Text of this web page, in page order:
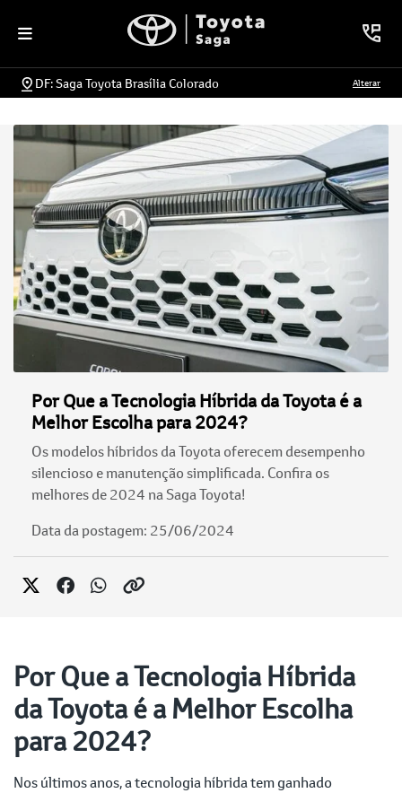
DF: Saga Toyota Brasília Colorado Alterar
Por Que a Tecnologia Híbrida da Toyota é a
Melhor Escolha para 2024?
Os modelos híbridos da Toyota oferecem desempenho
silencioso e manutenção simplificada. Confira os
melhores de 2024 na Saga Toyota!
Data da postagem: 25/06/2024
Por Que a Tecnologia Híbrida
da Toyota é a Melhor Escolha
para 2024?
Nos últimos anos, a tecnologia híbrida tem ganhado